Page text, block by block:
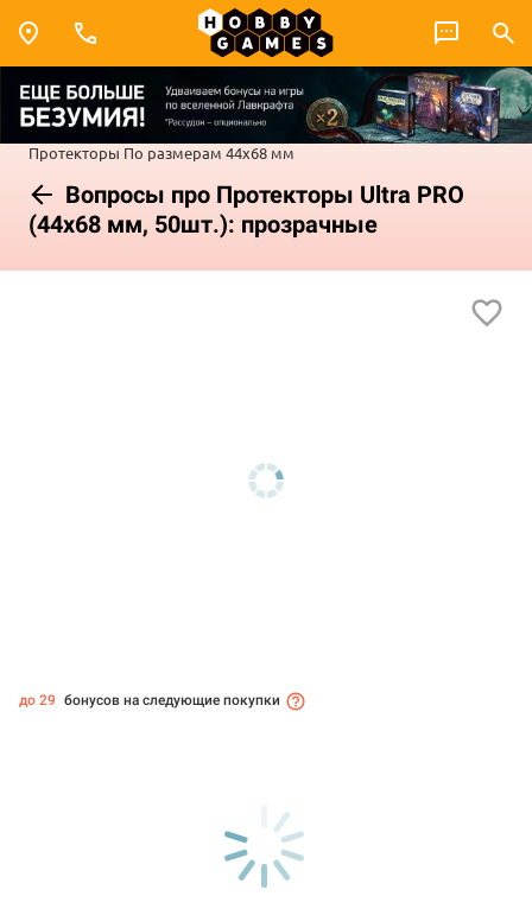
Протекторы По размерам 44x68 мм
Вопросы про Протекторы Ultra PRO
(44x68 мм, 50шт.): прозрачные
до 29 бонусов на следующие покупки